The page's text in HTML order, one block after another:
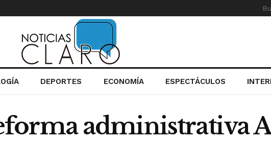
DEPORTES ECONOMÍA ESPECTÁCULOS
administrativa